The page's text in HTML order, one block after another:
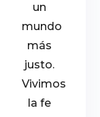
un
mundo
más
justo.
Vivimos
la fe